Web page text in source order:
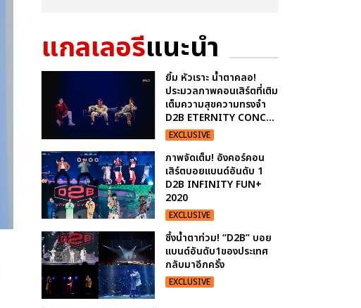
แกลเลอรีแนะนำ
ยิ้ม หัวเราะ น้ำตาคลอ!
ประมวลภาพคอนเสิร์ตที่เติม
เต็มความสุขความทรงจำ
D2B ETERNITY CONC...
EXCLUSIVE
ภาพจัดเต็ม! อังคอร์คอน
เสิร์ตบอยแบนด์อันดับ 1
D2B INFINITY FUN+
2020
EXCLUSIVE
ซึ้งน้ำตาท่วม! “D2B” บอย
แบนด์อันดับ1ของประเทศ
กลับมาอีกครั้ง
EXCLUSIVE